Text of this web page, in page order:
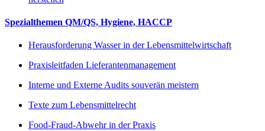
Spezialthemen QM/QS, Hygiene, HACCP
Herausforderung Wasser in der Lebensmittelwirtschaft
Praxisleitfaden Lieferantenmanagement
Interne und Externe Audits souverän meistern
Texte zum Lebensmittelrecht
Food-Fraud-Abwehr in der Praxis